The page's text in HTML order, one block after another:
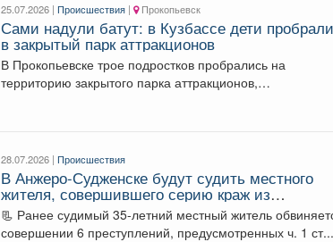
25.07.2026 |Происшествия | Прокопьевск
Сами надули батут: в Кузбассе дети
в закрытый парк аттракционов
В Прокопьевске трое подростков пробрались на
территорию закрытого парка аттракционов,
28.07.2026 |Происшествия
В Анжеро-Судженске будут судить местного
жителя, совершившего серию краж из
продуктовых магазинов
📃 Ранее судимый 35-летний местный житель
совершении 6 преступлений, предусмотренных ч. 1